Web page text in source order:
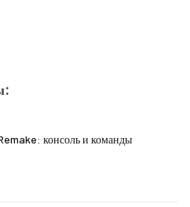
консоль и команды